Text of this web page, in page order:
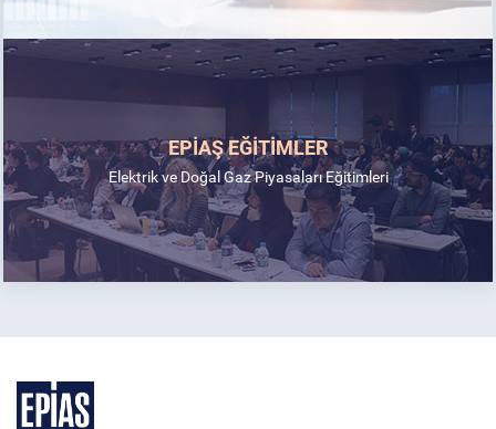
EPİAŞ EĞİTİMLER
Elektrik ve Doğal Gaz Piyasaları Eğitimleri